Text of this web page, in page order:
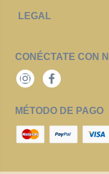
LEGAL
CONÉCTATE CON
InstagramFacebook
MÉTODO DE PAGO